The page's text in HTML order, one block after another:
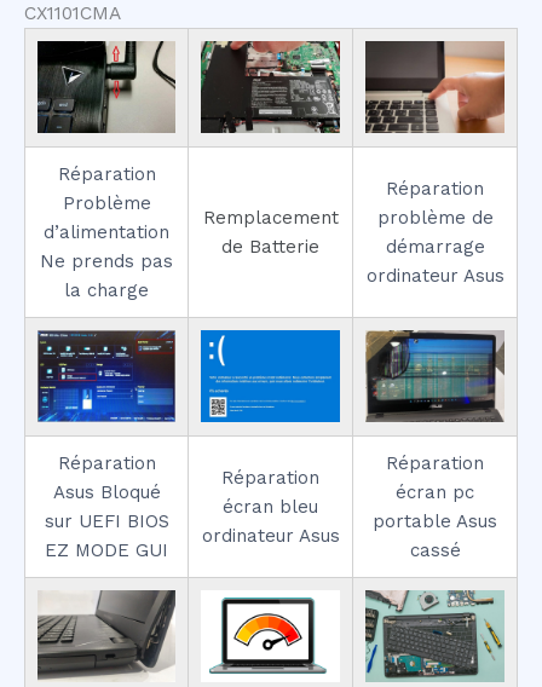
CX1101CMA
Réparation
Problème
d’alimentation
Ne prends pas
la charge
Remplacement
de Batterie
Réparation
problème de
démarrage
ordinateur Asus
Réparation
Asus Bloqué
sur UEFI BIOS
EZ MODE GUI
Réparation
écran bleu
ordinateur Asus
Réparation
écran pc
portable Asus
cassé